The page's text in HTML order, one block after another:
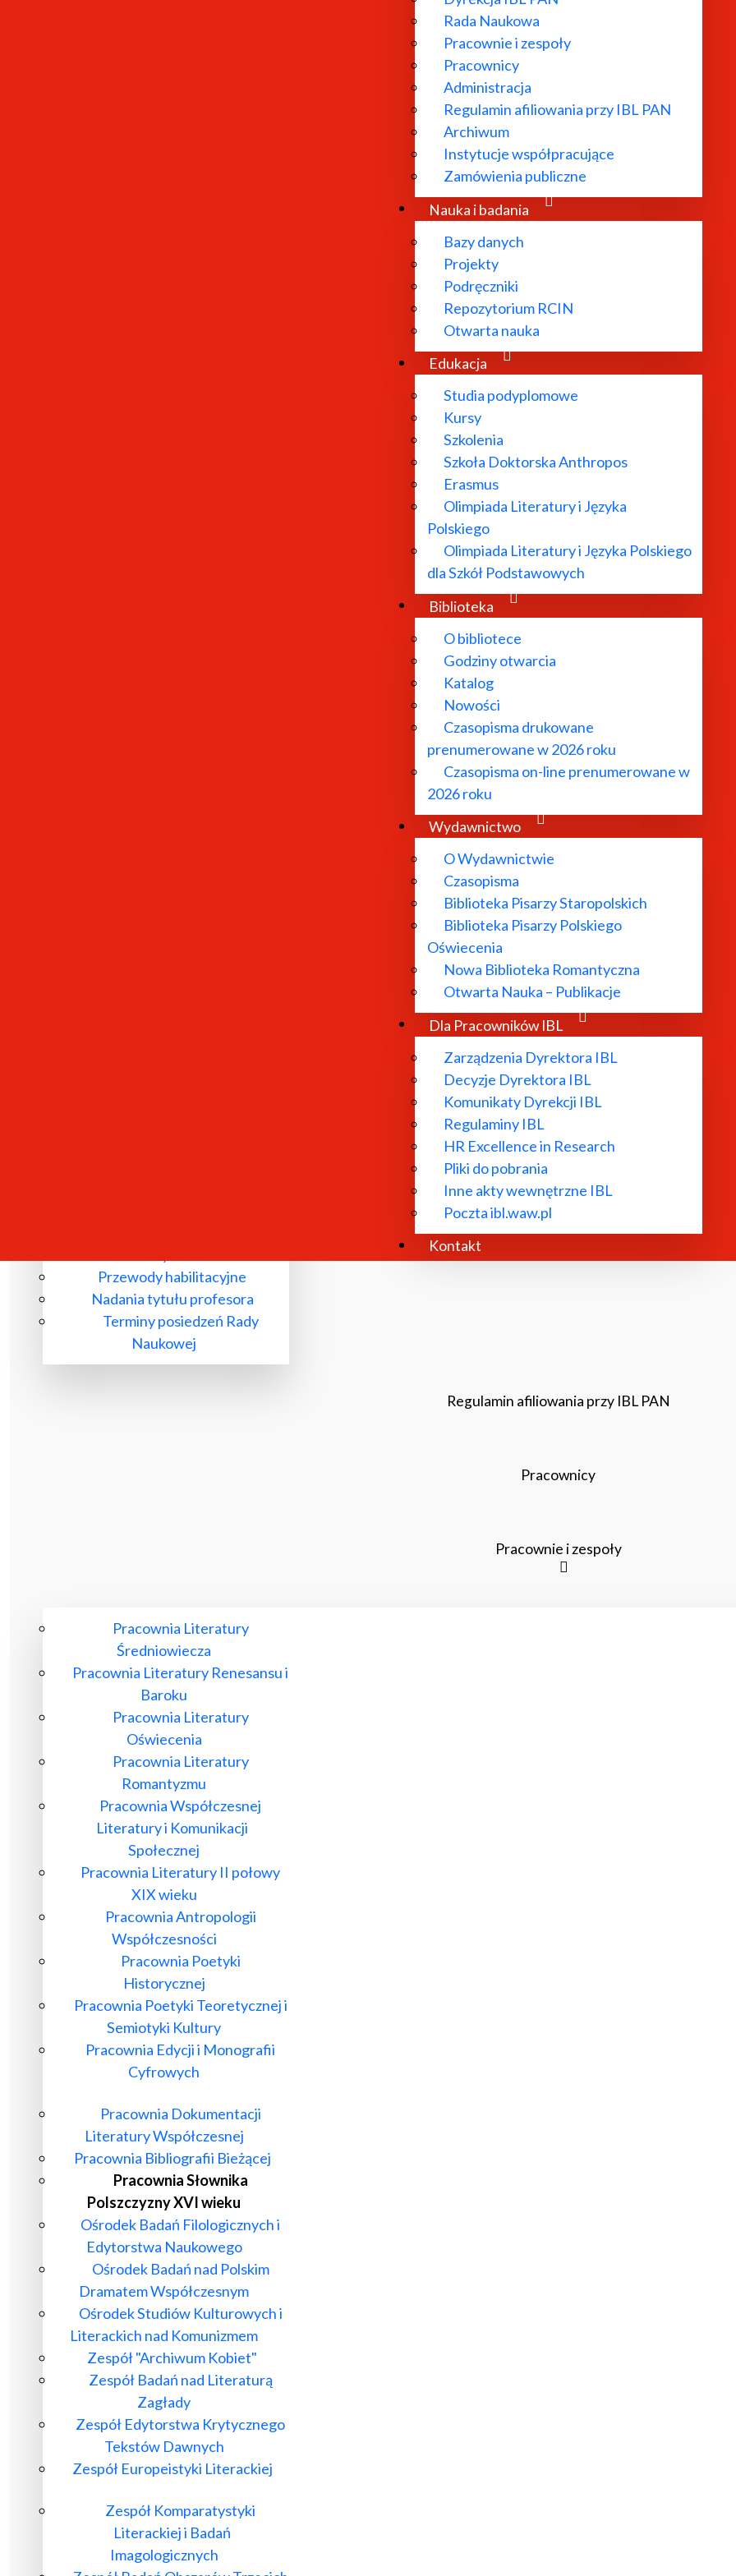
Rada Naukowa
Pracownie i zespoły
Pracownicy
Administracja
Regulamin afiliowania przy IBL PAN
Archiwum
Instytucje współpracujące
Zamówienia publiczne
Nauka i badania
Bazy danych
Projekty
Podręczniki
Repozytorium RCIN
Otwarta nauka
Edukacja
Studia podyplomowe
Kursy
Szkolenia
Szkoła Doktorska Anthropos
Erasmus
Olimpiada Literatury i Języka
Polskiego
Olimpiada Literatury i Języka Polskiego
dla Szkół Podstawowych
Biblioteka
O bibliotece
Godziny otwarcia
Katalog
Nowości
Czasopisma drukowane
prenumerowane w 2026 roku
Czasopisma on-line prenumerowane w
2026 roku
Wydawnictwo
O Wydawnictwie
Czasopisma
Biblioteka Pisarzy Staropolskich
Biblioteka Pisarzy Polskiego
Oświecenia
Nowa Biblioteka Romantyczna
Otwarta Nauka – Publikacje
Dla Pracowników IBL
Zarządzenia Dyrektora IBL
Decyzje Dyrektora IBL
Komunikaty Dyrekcji IBL
Regulaminy IBL
HR Excellence in Research
Pliki do pobrania
Inne akty wewnętrzne IBL
Poczta ibl.waw.pl
Kontakt
O Instytucie
Aktualności
Dyrekcja IBL PAN
Rada Naukowa
Przewody habilitacyjne
Nadania tytułu profesora
Terminy posiedzeń Rady
Naukowej
Regulamin afiliowania przy IBL PAN
Pracownicy
Pracownie i zespoły
Pracownia Literatury
Średniowiecza
Pracownia Literatury Renesansu i
Baroku
Pracownia Literatury
Oświecenia
Pracownia Literatury
Romantyzmu
Pracownia Współczesnej
Literatury i Komunikacji
Społecznej
Pracownia Literatury II połowy
XIX wieku
Pracownia Antropologii
Współczesności
Pracownia Poetyki
Historycznej
Pracownia Poetyki Teoretycznej i
Semiotyki Kultury
Pracownia Edycji i Monografii
Cyfrowych
Pracownia Dokumentacji
Literatury Współczesnej
Pracownia Bibliografii Bieżącej
Pracownia Słownika
Polszczyzny XVI wieku
Ośrodek Badań Filologicznych i
Edytorstwa Naukowego
Ośrodek Badań nad Polskim
Dramatem Współczesnym
Ośrodek Studiów Kulturowych i
Literackich nad Komunizmem
Zespół "Archiwum Kobiet"
Zespół Badań nad Literaturą
Zagłady
Zespół Edytorstwa Krytycznego
Tekstów Dawnych
Zespół Europeistyki Literackiej
Zespół Komparatystyki
Literackiej i Badań
Imagologicznych
, starszy dokumentalista, zastępca kierownika
Pracownia powstała w 1949 roku z inicjatywy Marii Renaty Mayenowej, w opracowaniu założeń metodologicznych
ukazał się w 1966 roku, obecnie opracowywane są hasła na literę
postaci publikacji wielotomowej (jak dotąd doprowadzona do tomu 38), w XXI wiekuSłownik
danych zawierającej artykuły hasłowe) oraz zespołu kopii cyfrowych i preprintów wersji papierowej. W
projektów badawczych realizowanych w Pracowni - baza transliterowanych tekstów szesnastowiecznych oraz
Szczegółowe informacje na temat portalu internetowego Pracowni zostały zawarte w artykule
opublikowanym w Panoramie Literaturoznawstwa Cyfrowego (
Zob. link).